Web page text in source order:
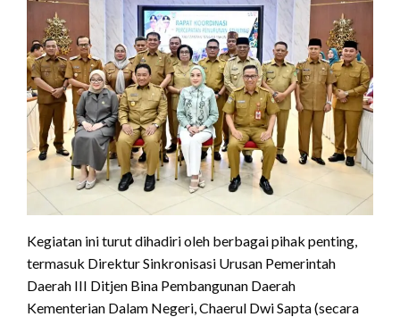
Kegiatan ini turut dihadiri oleh berbagai pihak penting,
termasuk Direktur Sinkronisasi Urusan Pemerintah
Daerah III Ditjen Bina Pembangunan Daerah
Kementerian Dalam Negeri, Chaerul Dwi Sapta (secara